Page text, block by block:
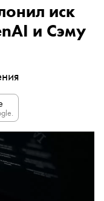
иск
и Сэму